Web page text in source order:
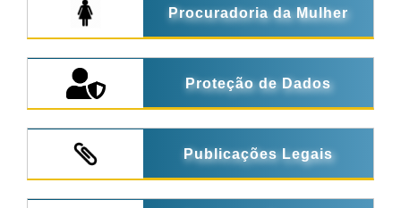
Procuradoria da Mulher
Proteção de Dados
Publicações Legais